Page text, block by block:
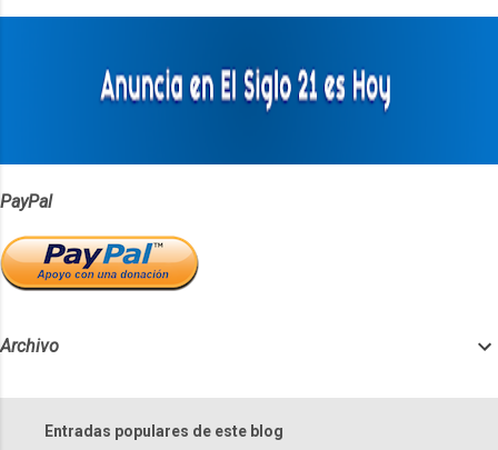
PayPal
Archivo
Entradas populares de este blog